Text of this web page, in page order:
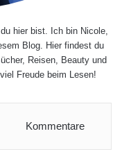
hier bist. Ich bin Nicole,
Blog. Hier findest du
Reisen, Beauty und
Freude beim Lesen!
Kommentare